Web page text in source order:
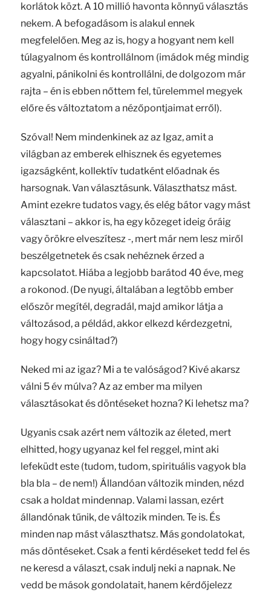
korlátok közt. A 10 millió havonta könnyű választás
nekem. A befogadásom is alakul ennek
megfelelően. Meg az is, hogy a hogyant nem kell
túlagyalnom és kontrollálnom (imádok még mindig
agyalni, pánikolni és kontrollálni, de dolgozom már
rajta – én is ebben nőttem fel, türelemmel megyek
előre és változtatom a nézőpontjaimat erről).
Szóval! Nem mindenkinek az az Igaz, amit a
világban az emberek elhisznek és egyetemes
igazságként, kollektív tudatként előadnak és
harsognak. Van választásunk. Választhatsz mást.
Amint ezekre tudatos vagy, és elég bátor vagy mást
választani – akkor is, ha egy közeget ideig óráig
vagy örökre elveszítesz -, mert már nem lesz miről
beszélgetnetek és csak nehéznek érzed a
kapcsolatot. Hiába a legjobb barátod 40 éve, meg
a rokonod. (De nyugi, általában a legtöbb ember
először megítél, degradál, majd amikor látja a
változásod, a példád, akkor elkezd kérdezgetni,
hogy hogy csináltad?)
Neked mi az igaz? Mi a te valóságod? Kivé akarsz
válni 5 év múlva? Az az ember ma milyen
választásokat és döntéseket hozna? Ki lehetsz ma?
Ugyanis csak azért nem változik az életed, mert
elhitted, hogy ugyanaz kel fel reggel, mint aki
lefeküdt este (tudom, tudom, spirituális vagyok bla
bla bla – de nem!) Állandóan változik minden, nézd
csak a holdat mindennap. Valami lassan, ezért
állandónak tűnik, de változik minden. Te is. És
minden nap mást választhatsz. Más gondolatokat,
más döntéseket. Csak a fenti kérdéseket tedd fel és
ne keresd a választ, csak indulj neki a napnak. Ne
vedd be mások gondolatait, hanem kérdőjelezz